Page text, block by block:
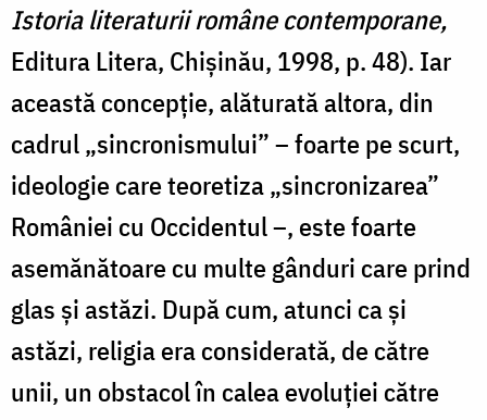
Istoria literaturii române contemporane,
Editura Litera, Chișinău, 1998, p. 48). Iar
această concepție, alăturată altora, din
cadrul „sincronismului” – foarte pe scurt,
ideologie care teoretiza „sincronizarea”
României cu Occidentul –, este foarte
asemănătoare cu multe gânduri care prind
glas și astăzi. După cum, atunci ca și
astăzi, religia era considerată, de către
unii, un obstacol în calea evoluției către